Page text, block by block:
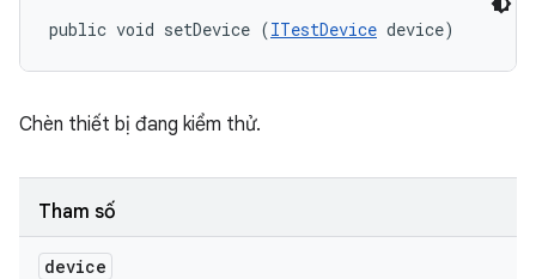
public void setDevice (ITestDevice device)
Chèn thiết bị đang kiểm thử.
Tham số
device